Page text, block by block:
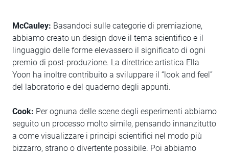
McCauley: Basandoci sulle categorie di premiazione,
abbiamo creato un design dove il tema scientifico e il
linguaggio delle forme elevassero il significato di ogni
premio di post-produzione. La direttrice artistica Ella
Yoon ha inoltre contribuito a sviluppare il “look and feel”
del laboratorio e del quaderno degli appunti.
Cook: Per ognuna delle scene degli esperimenti abbiamo
seguito un processo molto simile, pensando innanzitutto
a come visualizzare i principi scientifici nel modo più
bizzarro, strano o divertente possibile. Poi abbiamo